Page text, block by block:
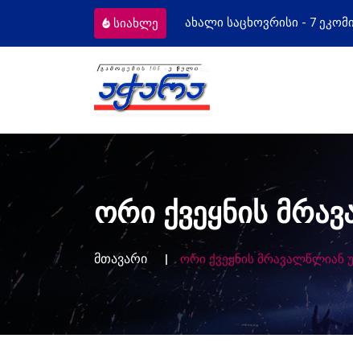
სიახლე
- 7 ეკომიგრანტს
ორი ქვეყნის
მთავარი ორი ქვეყნის მრავალწლიან